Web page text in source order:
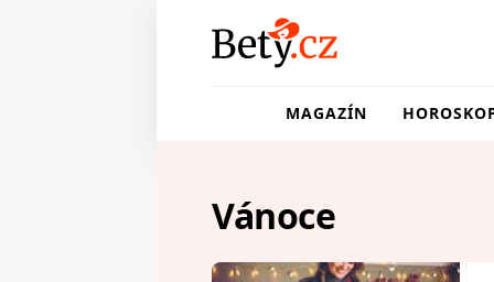
MAGAZÍN
Vánoce